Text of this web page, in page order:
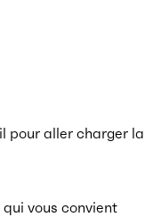
pour aller charger la
vous convient